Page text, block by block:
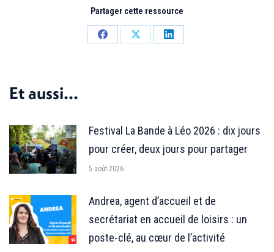
Partager cette ressource
PartagerPartagerPartager
Et aussi...
Festival La Bande à Léo 2026 : dix jours
pour créer, deux jours pour partager
5 août 2026
Andrea, agent d’accueil et de
secrétariat en accueil de loisirs : un
poste-clé, au cœur de l’activité